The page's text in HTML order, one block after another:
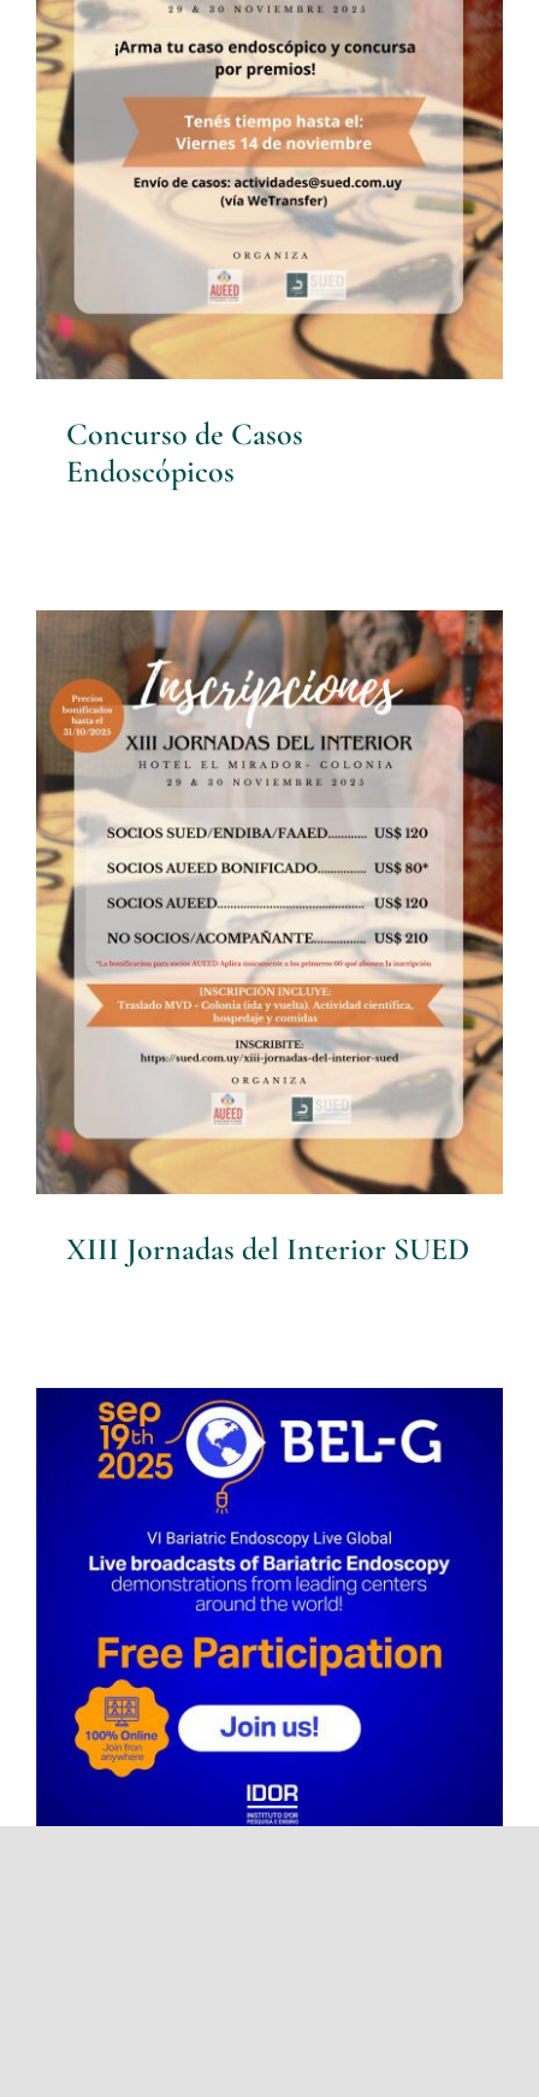
Concurso de Casos
Endoscópicos
Noticias
Concurso de Casos
Endoscópicos
XIII Jornadas del Interior
SUED
Noticias
XIII Jornadas del Interior SUED
Transmisiones en vivo de
Endoscopia Bariátrica